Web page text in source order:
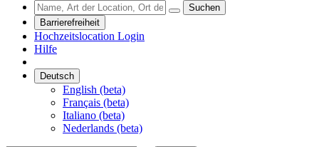
Suchen
Barrierefreiheit
Hochzeitslocation Login
Hilfe
Deutsch
English (beta)
Français (beta)
Italiano (beta)
Nederlands (beta)